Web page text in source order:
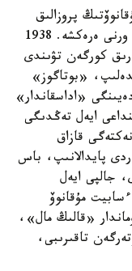
پروزالىق
تۋىندىلارى اراسىندا «بوتاگوز» رومانىنىڭ ورنى ەرەكشە. 1938
كورگەن تۋىندى
«بوتاگوز»
«اداسقاندار»
ايەل تەڭدىگى
قازاق
پايدالانىپ، باس
جالپى ايەل
مۇقانوۆ
«قالىڭ مال»،
تاقىرىبى،